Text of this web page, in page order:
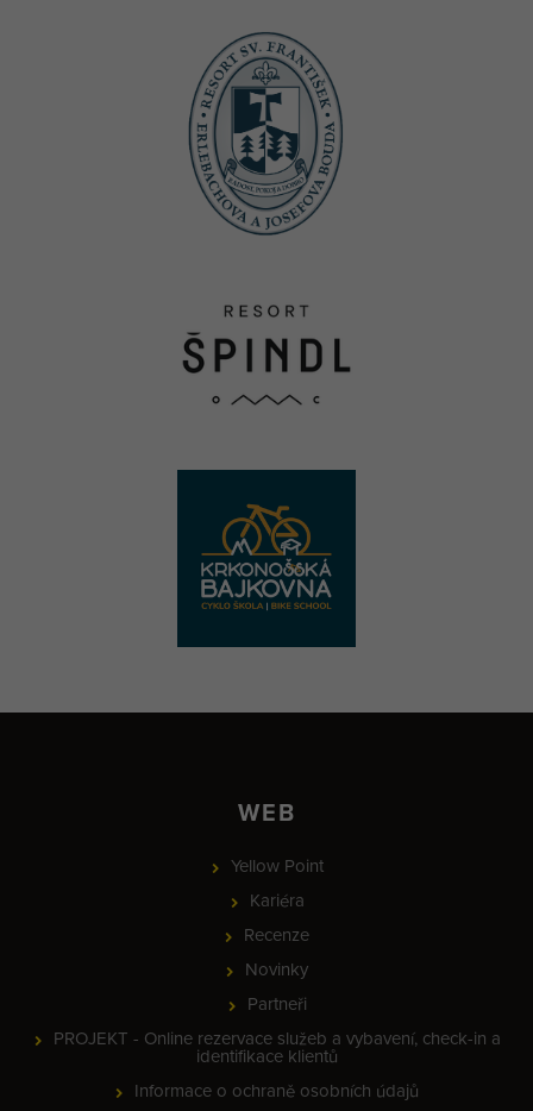
WEB
Yellow Point
Kariéra
Recenze
Novinky
Partneři
PROJEKT - Online rezervace služeb a vybavení, check-in a
identifikace klientů
Informace o ochraně osobních údajů